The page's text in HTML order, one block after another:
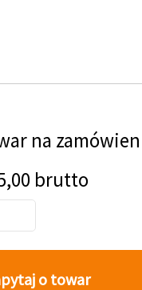
na
brutto
o towar